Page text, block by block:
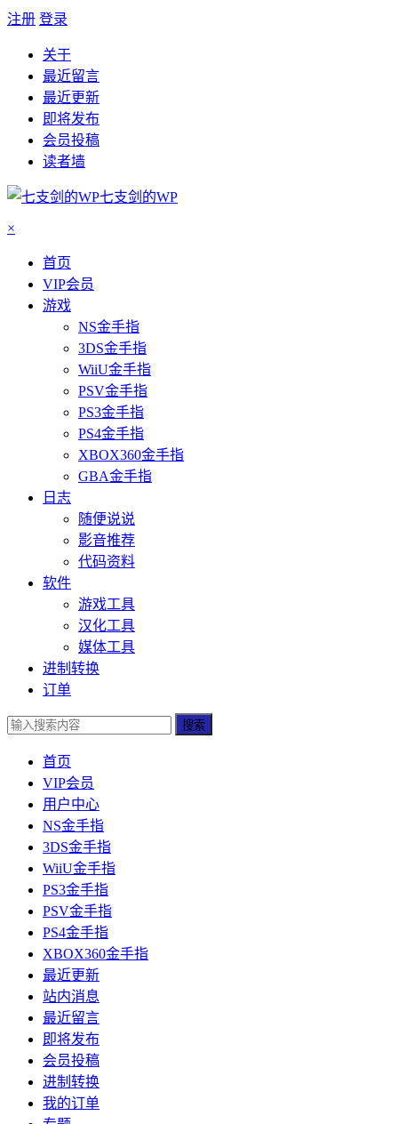
注册 登录
关于
最近留言
最近更新
即将发布
会员投稿
读者墙
七支剑的WP
×
首页
VIP会员
游戏
NS金手指
3DS金手指
WiiU金手指
PSV金手指
PS3金手指
PS4金手指
XBOX360金手指
GBA金手指
日志
随便说说
影音推荐
代码资料
软件
游戏工具
汉化工具
媒体工具
进制转换
订单
搜索
首页
VIP会员
用户中心
NS金手指
3DS金手指
WiiU金手指
PS3金手指
PSV金手指
PS4金手指
XBOX360金手指
最近更新
站内消息
最近留言
即将发布
会员投稿
进制转换
我的订单